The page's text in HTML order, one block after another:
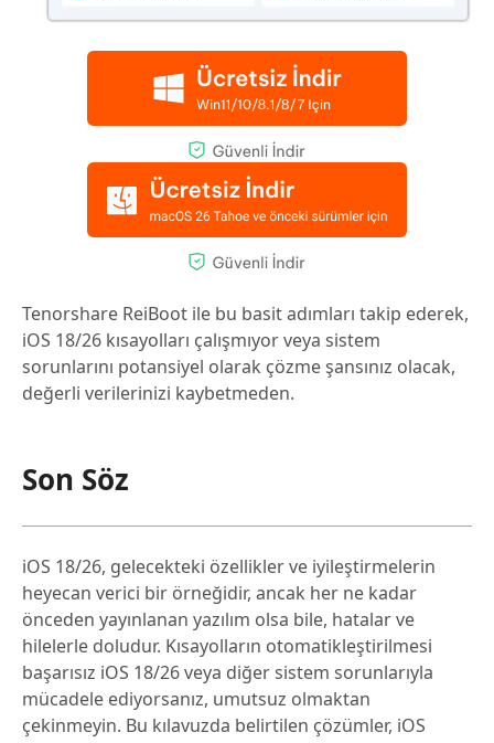
Tenorshare ReiBoot ile bu basit adımları takip ederek,
iOS 18/26 kısayolları çalışmıyor veya sistem
sorunlarını potansiyel olarak çözme şansınız olacak,
değerli verilerinizi kaybetmeden.
Son Söz
iOS 18/26, gelecekteki özellikler ve iyileştirmelerin
heyecan verici bir örneğidir, ancak her ne kadar
önceden yayınlanan yazılım olsa bile, hatalar ve
hilelerle doludur. Kısayolların otomatikleştirilmesi
başarısız iOS 18/26 veya diğer sistem sorunlarıyla
mücadele ediyorsanız, umutsuz olmaktan
çekinmeyin. Bu kılavuzda belirtilen çözümler, iOS